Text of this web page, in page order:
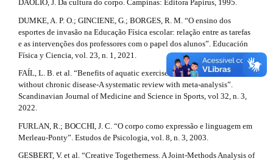
#
#
e
t
a
i
l
s
#
#
DAOLIO, J. Da cultura do corpo. Campinas: Editora Papirus, 1995.
DUMKE, A. P. O.; GINCIENE, G.; BORGES, R. M. “O ensino dos
esportes de invasão na Educação Física escolar: relação entre as tarefas
e as intervenções dos professores com o papel dos alunos”. Educación
Física y Ciencia, vol. 23, n. 1, 2021.
FAÍL, L. B. et al. “Benefits of aquatic exercise in adults with and
without chronic disease-A systematic review with meta-analysis”.
Scandinavian Journal of Medicine and Science in Sports, vol 32, n. 3,
2022.
FURLAN, R.; BOCCHI, J. C. “O corpo como expressão e linguagem em
Merleau-Ponty”. Estudos de Psicologia, vol. 8, n. 3, 2003.
GESBERT, V. et al. “Creative Togetherness. A Joint-Methods Analysis of